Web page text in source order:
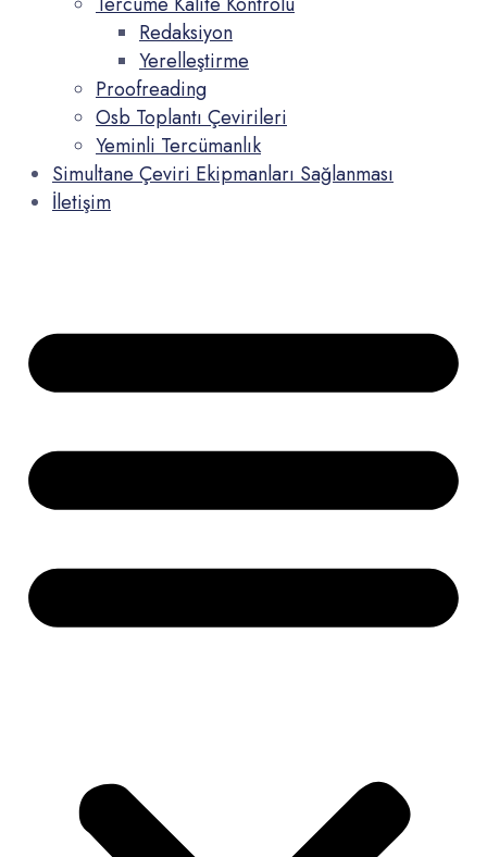
Redaksiyon
Yerelleştirme
Proofreading
Osb Toplantı Çevirileri
Yeminli Tercümanlık
Simultane Çeviri Ekipmanları Sağlanması
İletişim